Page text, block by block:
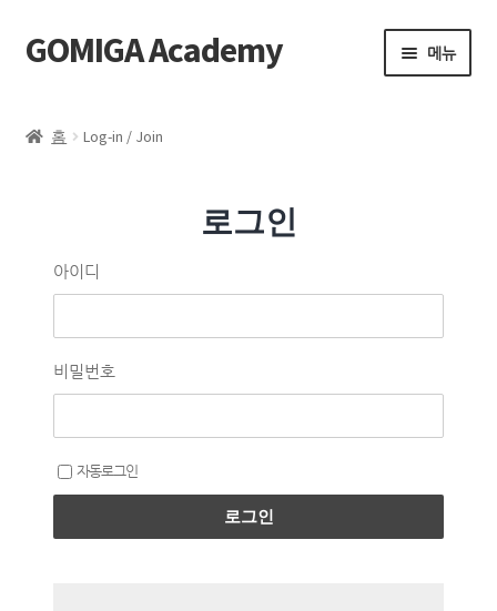
GOMIGA Academy 메뉴
에스테틱
제품 구매
로그인
홈 Log-in / Join
로그인
아이디
비밀번호
자동로그인
로그인